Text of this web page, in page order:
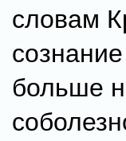
словам
больше